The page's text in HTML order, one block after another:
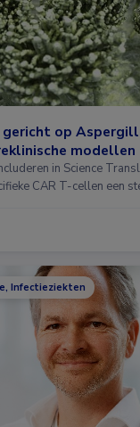
gericht op
modellen
in Science
CAR T-cellen een
Infectieziekten